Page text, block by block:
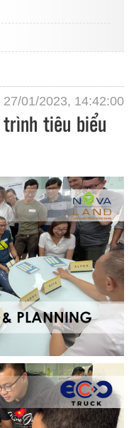
27/01/2023, 14:42:00
tiêu biểu